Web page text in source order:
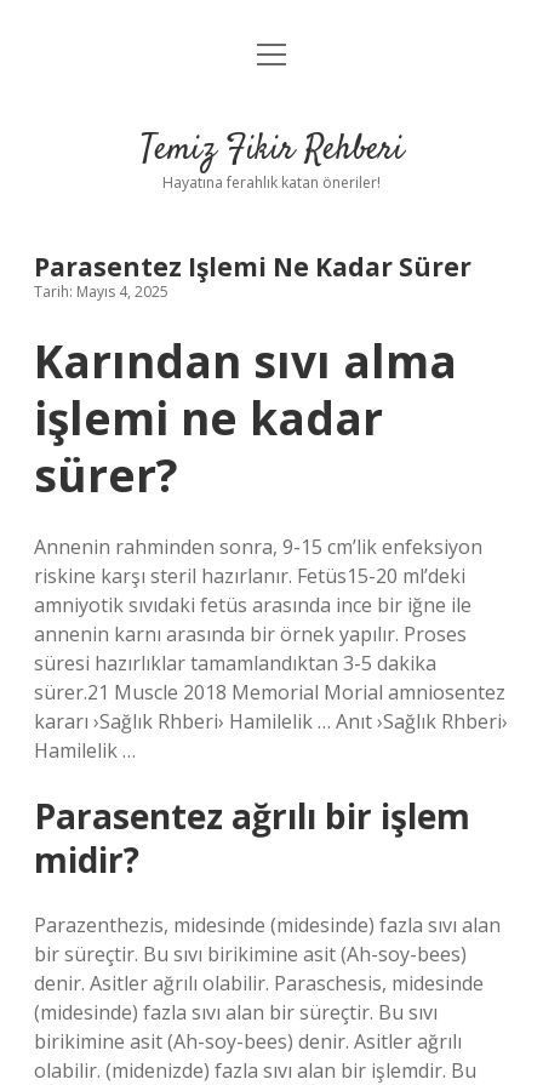
Anasayfa
Yasal Uyarı
menüyü
Temiz Fikir Rehberi
Hayatına ferahlık katan öneriler!
Parasentez Işlemi Ne Kadar Sürer
Tarih: Mayıs 4, 2025
Karından sıvı alma
işlemi ne kadar
sürer?
Annenin rahminden sonra, 9-15 cm’lik enfeksiyon
riskine karşı steril hazırlanır. Fetüs15-20 ml’deki
amniyotik sıvıdaki fetüs arasında ince bir iğne ile
annenin karnı arasında bir örnek yapılır. Proses
süresi hazırlıklar tamamlandıktan 3-5 dakika
sürer.21 Muscle 2018 Memorial Morial amniosentez
kararı ›Sağlık Rhberi› Hamilelik … Anıt ›Sağlık Rhberi›
Hamilelik …
Parasentez ağrılı bir işlem
midir?
Parazenthezis, midesinde (midesinde) fazla sıvı alan
bir süreçtir. Bu sıvı birikimine asit (Ah-soy-bees)
denir. Asitler ağrılı olabilir. Paraschesis, midesinde
(midesinde) fazla sıvı alan bir süreçtir. Bu sıvı
birikimine asit (Ah-soy-bees) denir. Asitler ağrılı
olabilir. (midenizde) fazla sıvı alan bir işlemdir. Bu